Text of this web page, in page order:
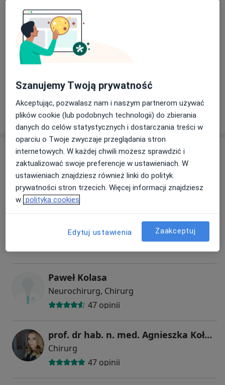
dziedzin oraz współpracujemy z wysoko
wykwalifikowanymi specjalistami z Uniwersytetu
Medycznego w Łodzi oraz wielu ośrodków
medycznych na terenie całego kraju.
trzech najlepszych na świecie ośrodków leczenia
otyłości metodami o zmniejszonej inwazyjności (np.
balon żołądkowy), prowadzimy także szkolenia dla
lekarzy z kraju, jak również z zagranicy.
Szpital Pulsmed jest również członkiem
międzynarodowej organizacji zrzeszającej placówki i
instytucje aktywnie uczestniczące w badaniu
zastosowania oraz w wykorzystywaniu w swojej
praktyce nowoczesnych technologii medycznych
Lipoliza
Operacja plastyczna nosa
300 zł
+ 21 usług
W jaki sposób ustalane są ceny?
Specjaliści
Chirurg
dr n. med. Paweł Pisera
Chirurg plastyczny, Chirurg
Paweł Kolasa
Neurochirurg, Chirurg
47 opinii
prof. dr hab. n. med. Agnieszka Kołacińska-Wow
Chirurg
47 opinii
Szanujemy Twoją prywatność
Akceptując, pozwalasz nam i naszym partnerom używać
plików cookie (lub podobnych technologii) do zbierania
danych do celów statystycznych i dostarczania treści w
oparciu o Twoje zwyczaje przeglądania stron
internetowych. W każdej chwili możesz sprawdzić i
zaktualizować swoje preferencje w ustawieniach. W
ustawieniach znajdziesz również linki do polityk
prywatności stron trzecich. Więcej informacji znajdziesz
w polityka cookies
Edytuj ustawienia Zaakceptuj